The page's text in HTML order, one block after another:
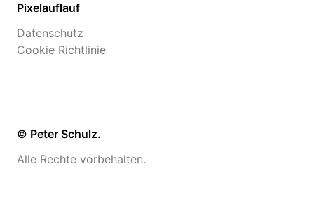
Pixelauflauf
Datenschutz
Cookie Richtlinie
© Peter Schulz.
Alle Rechte vorbehalten.